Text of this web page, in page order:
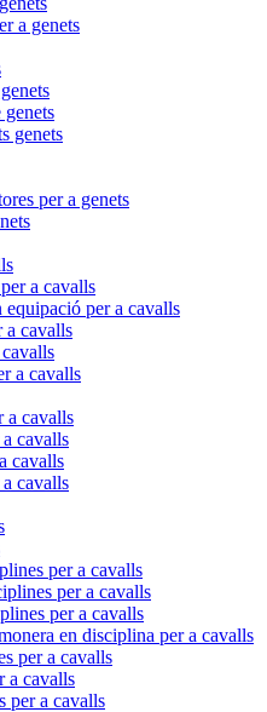
a genets
genets
genets
per a genets
a cavalls
per a cavalls
a cavalls
a cavalls
a cavalls
cavalls
cavalls
cavalls
per a cavalls
per a cavalls
per a cavalls
en disciplina per a cavalls
per a cavalls
a cavalls
per a cavalls